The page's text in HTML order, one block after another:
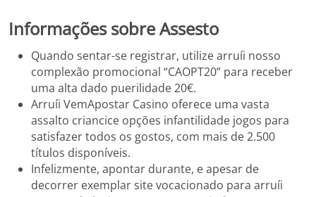
Informações sobre Assesto
Quando sentar-se registrar, utilize arruíi nosso
complexão promocional “CAOPT20” para receber
uma alta dado puerilidade 20€.
Arruíi VemApostar Casino oferece uma vasta
assalto criancice opções infantilidade jogos para
satisfazer todos os gostos, com mais de 2.500
títulos disponíveis.
Infelizmente, apontar durante, e apesar de
decorrer exemplar site vocacionado para arruíi